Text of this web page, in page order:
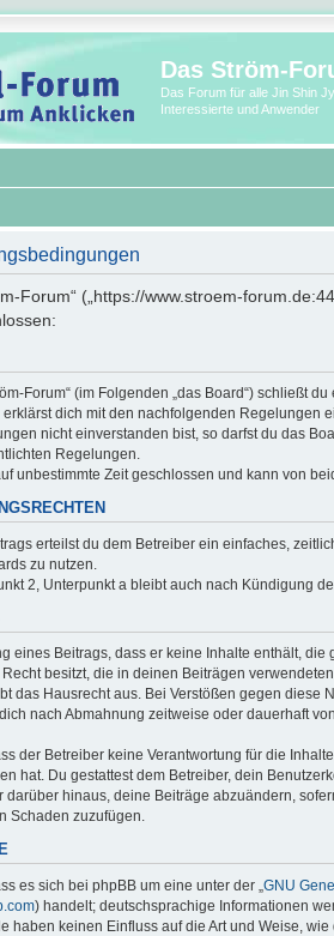
Das Ström-
Das Forum für alle Jin Shin
Interessierte und Anwender
Forum“ („https://www.stroem-
Forum“ (im Folgenden „das Board“) schließt
erklärst dich mit den nachfolgenden Regelungen
nicht einverstanden bist, so darfst du das
Regelungen.
unbestimmte Zeit geschlossen und kann von
erteilst du dem Betreiber ein einfaches,
zu nutzen.
2, Unterpunkt a bleibt auch nach Kündigung
eines Beitrags, dass er keine Inhalte enthält,
besitzt, die in deinen Beiträgen
das Hausrecht aus. Bei Verstößen gegen
nach Abmahnung zeitweise oder dauerhaft
der Betreiber keine Verantwortung für die
hat. Du gestattest dem Betreiber, dein
darüber hinaus, deine Beiträge abzuändern,
Schaden zuzufügen.
es sich bei phpBB um eine unter der „ GNU
) handelt; deutschsprachige Informationen
haben keinen Einfluss auf die Art und Weise,